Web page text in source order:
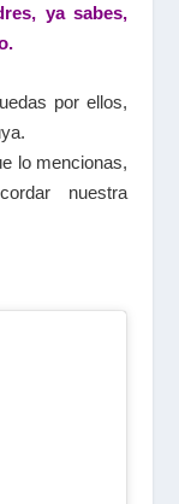
ya sabes,
por ellos,
lo mencionas,
nuestra